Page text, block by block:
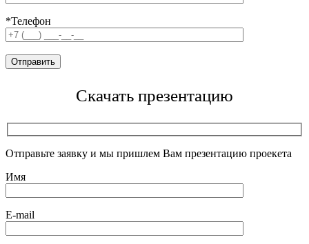
*Телефон
Скачать презентацию
Отправьте заявку и мы пришлем Вам презентацию проекета
Имя
E-mail